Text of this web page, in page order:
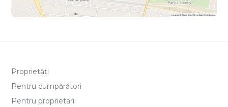
Proprietăți
Pentru cumpărători
Pentru proprietari